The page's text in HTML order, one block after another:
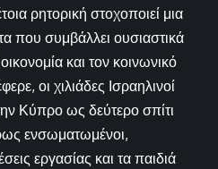
ρητορική στοχοποιεί μια
που συμβάλλει ουσιαστικά
και τον κοινωνικό
οι χιλιάδες Ισραηλινοί
Κύπρο ως δεύτερο σπίτι
ενσωματωμένοι,
εργασίας και τα παιδιά